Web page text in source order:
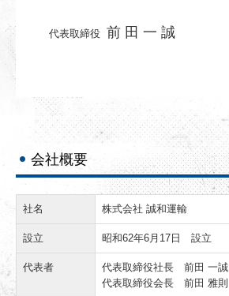
代表取締役 前 田 一 誠
会社概要
社名 株式会社 誠和運輸
設立 昭和62年6月17日 設立
代表者
代表取締役社長 前田 一誠
代表取締役会長 前田 雅則